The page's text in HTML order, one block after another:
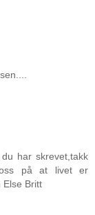
har skrevet,takk
på at livet er
Else Britt